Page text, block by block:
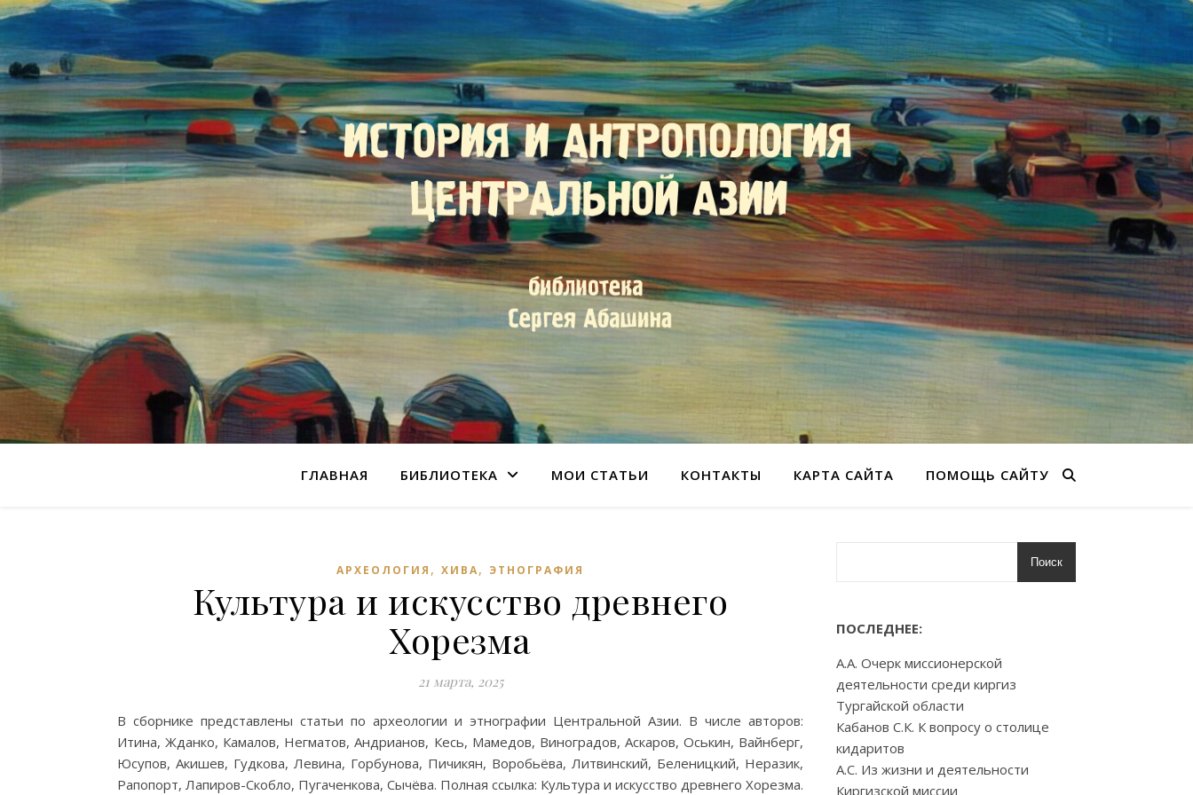
ГЛАВНАЯ БИБЛИОТЕКА МОИ СТАТЬИ КОНТАКТЫ КАРТА САЙТА ПОМОЩЬ САЙТУ
АРХЕОЛОГИЯ , ХИВА, ЭТНОГРАФИЯ
Культура и искусство древнего
Хорезма
21 марта, 2025
В сборнике представлены статьи по археологии и этнографии Центральной Азии. В числе авторов:
Итина, Жданко, Камалов, Негматов, Андрианов, Кесь, Мамедов, Виноградов, Аскаров, Оськин, Вайнберг,
Юсупов, Акишев, Гудкова, Левина, Горбунова, Пичикян, Воробьёва, Литвинский, Беленицкий, Неразик,
Рапопорт, Лапиров-Скобло, Пугаченкова, Сычёва. Полная ссылка: Культура и искусство древнего Хорезма.
Поиск
ПОСЛЕДНЕЕ:
А.А. Очерк миссионерской
деятельности среди киргиз
Тургайской области
Кабанов С.К. К вопросу о столице
кидаритов
А.С. Из жизни и деятельности
Киргизской миссии